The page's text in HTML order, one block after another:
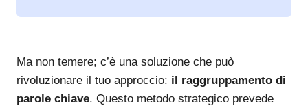
Ma non temere; c’è una soluzione che può
rivoluzionare il tuo approccio: il raggruppamento di
parole chiave. Questo metodo strategico prevede